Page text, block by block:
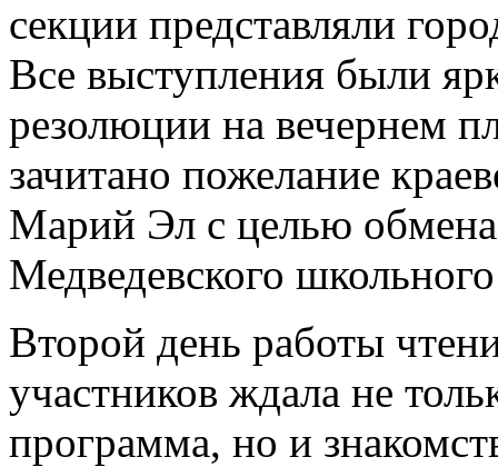
секции представляли
Все выступления были
резолюции на вечернем
зачитано пожелание
Марий Эл с целью
Медведевского
Второй день работы
участников ждала не
программа, но и